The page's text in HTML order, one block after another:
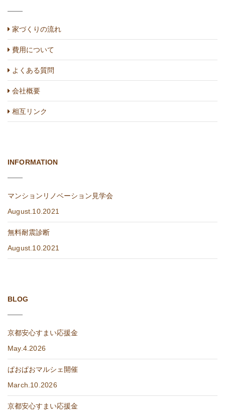
家づくりの流れ
費用について
よくある質問
会社概要
相互リンク
INFORMATION
マンションリノベーション見学会
August.10.2021
無料耐震診断
August.10.2021
BLOG
京都安心すまい応援金
May.4.2026
ぱおぱおマルシェ開催
March.10.2026
京都安心すまい応援金